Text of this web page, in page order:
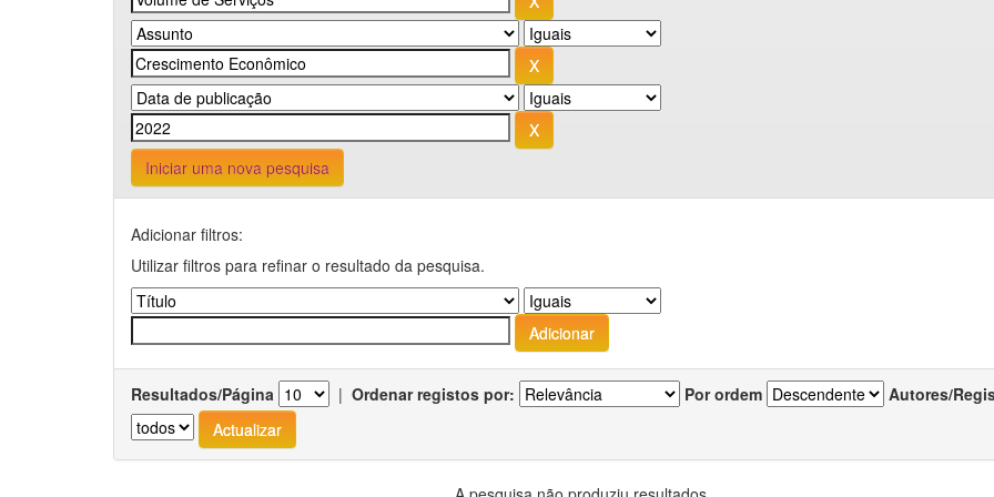
Iniciar uma nova pesquisa
Adicionar filtros:
Utilizar filtros para refinar o resultado da pesquisa.
Resultados/Página | Ordenar registos por: Por ordem Autores/